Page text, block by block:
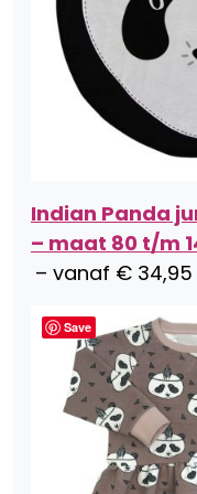
Indian Panda
– maat 80 t/m
– vanaf € 34,95
Save